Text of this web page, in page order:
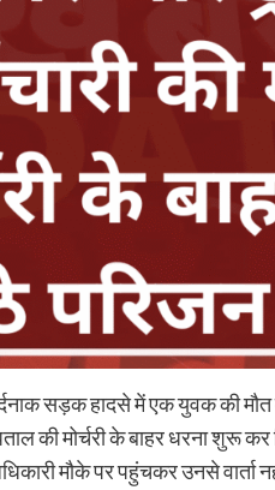
सड़क हादसे में एक युवक की
की मोर्चरी के बाहर धरना शुरू कर
मौके पर पहुंचकर उनसे वार्ता